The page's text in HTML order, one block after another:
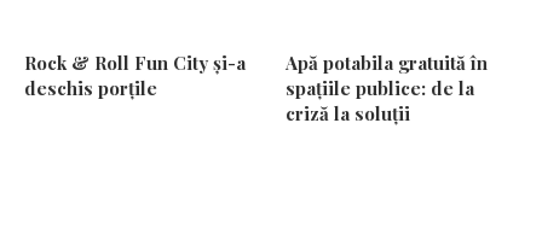
Rock & Roll Fun City și-a
deschis porțile
Apă potabila gratuită în
spațiile publice: de la
criză la soluții